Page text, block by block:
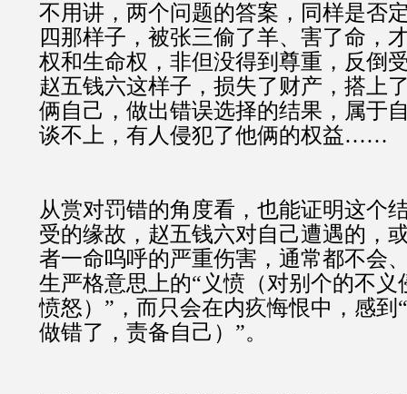
不用讲，两个问题的答案，同样是否
四那样子，被张三偷了羊、害了命，
权和生命权，非但没得到尊重，反倒
赵五钱六这样子，损失了财产，搭上
俩自己，做出错误选择的结果，属于
谈不上，有人侵犯了他俩的权益……
从赏对罚错的角度看，也能证明这个
受的缘故，赵五钱六对自己遭遇的，
者一命呜呼的严重伤害，通常都不会
生严格意思上的“义愤（对别个的不义
愤怒）”，而只会在内疚悔恨中，感到
做错了，责备自己）”。